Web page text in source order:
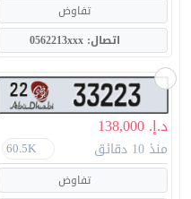
تفاوض
اتصال: 0562213xxx
د.إ. 138,000
منذ 10 دقائق 60.5K
تفاوض